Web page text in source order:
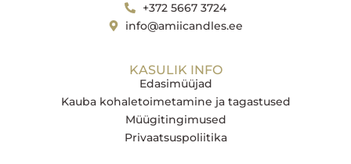
+372 5667 3724
info@amiicandles.ee
KASULIK INFO
Edasimüüjad
Kauba kohaletoimetamine ja tagastused
Müügitingimused
Privaatsuspoliitika